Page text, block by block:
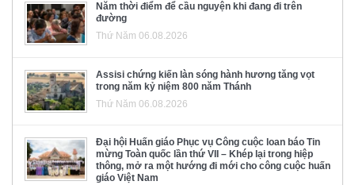
Năm thời điểm để cầu nguyện khi đang đi trên
đường
Thứ Năm 06.08.2026
Assisi chứng kiến làn sóng hành hương tăng vọt
trong năm kỷ niệm 800 năm Thánh
Thứ Năm 06.08.2026
Đại hội Huấn giáo Phục vụ Công cuộc loan báo Tin
mừng Toàn quốc lần thứ VII – Khép lại trong hiệp
thông, mở ra một hướng đi mới cho công cuộc huấn
giáo Việt Nam